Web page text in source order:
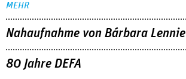
MEHR
Nahaufnahme von Bárbara Lennie
80 Jahre DEFA